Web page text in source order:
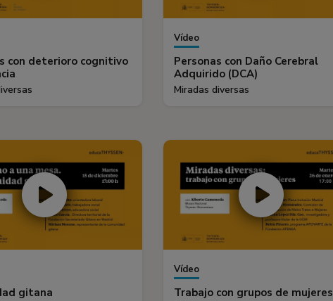
con deterioro cognitivo
Vídeo
Personas con Daño Cerebral
Adquirido (DCA)
Miradas diversas
gitana
Vídeo
Trabajo con grupos de mujeres